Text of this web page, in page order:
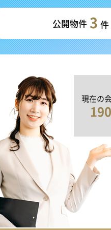
公開物件 3 件
現在の
190